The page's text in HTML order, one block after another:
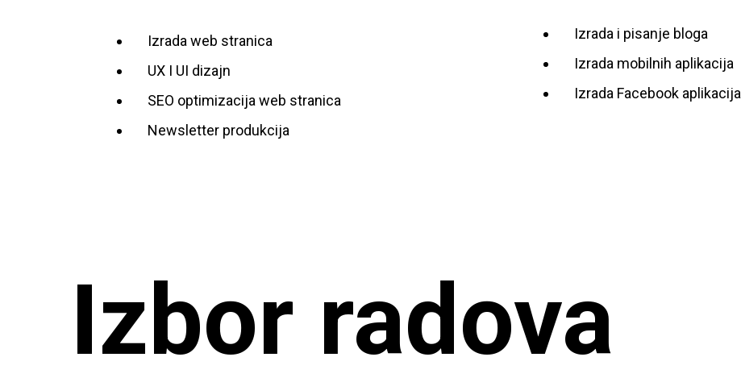
Izrada web stranica
UX I UI dizajn
SEO optimizacija web stranica
Newsletter produkcija
Izrada i pisanje bloga
Izrada mobilnih aplikacija
Izrada Facebook aplikacija
Izbor radova